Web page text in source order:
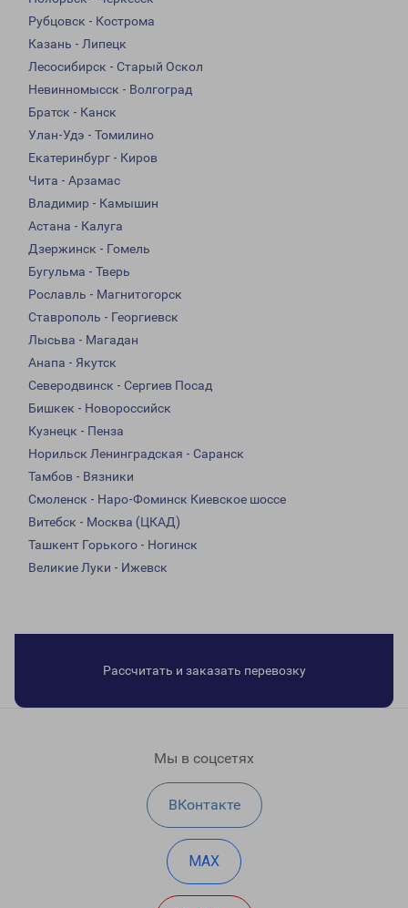
Рубцовск - Кострома
Казань - Липецк
Лесосибирск - Старый Оскол
Невинномысск - Волгоград
Братск - Канск
Улан-Удэ - Томилино
Екатеринбург - Киров
Чита - Арзамас
Владимир - Камышин
Астана - Калуга
Дзержинск - Гомель
Бугульма - Тверь
Рославль - Магнитогорск
Ставрополь - Георгиевск
Лысьва - Магадан
Анапа - Якутск
Северодвинск - Сергиев Посад
Бишкек - Новороссийск
Кузнецк - Пенза
Норильск Ленинградская - Саранск
Тамбов - Вязники
Смоленск - Наро-Фоминск Киевское шоссе
Витебск - Москва (ЦКАД)
Ташкент Горького - Ногинск
Великие Луки - Ижевск
Рассчитать и заказать перевозку
Мы в соцсетях
ВКонтакте
MAX